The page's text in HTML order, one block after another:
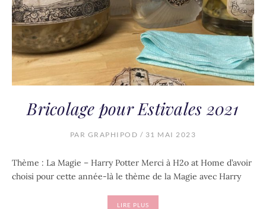
Bricolage pour Estivales 2021
PAR GRAPHIPOD / 31 MAI 2023
Thème : La Magie – Harry Potter Merci à H2o at Home d’avoir
choisi pour cette année-là le thème de la Magie avec Harry
LIRE PLUS